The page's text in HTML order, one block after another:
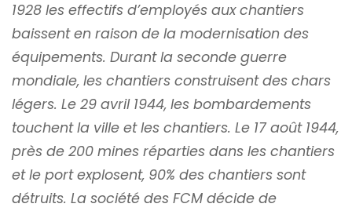
1928 les effectifs d’employés aux chantiers
baissent en raison de la modernisation des
équipements. Durant la seconde guerre
mondiale, les chantiers construisent des chars
légers. Le 29 avril 1944, les bombardements
touchent la ville et les chantiers. Le 17 août 1944,
près de 200 mines réparties dans les chantiers
et le port explosent, 90% des chantiers sont
détruits. La société des FCM décide de